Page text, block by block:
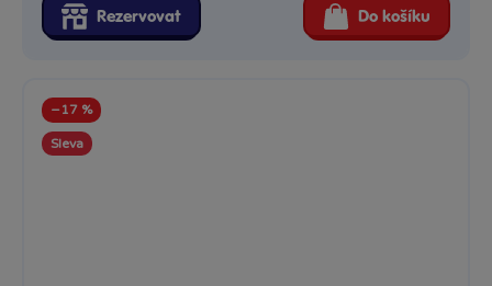
Rezervovat Do košíku
−17 %
Sleva